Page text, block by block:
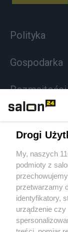
Polityka
Gospodarka
Rozmaitości
Sport
Kultura
Drogi
My, naszych
podmioty z
przetwarzamy
identyfikatory,
urządzenie czy